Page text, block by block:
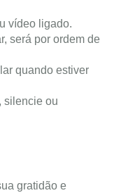
vídeo ligado.
será por ordem de
quando estiver
silencie ou
gratidão e